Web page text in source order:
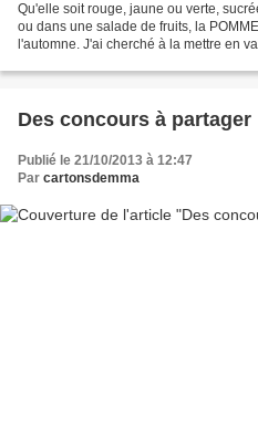
Qu'elle soit rouge, jaune ou verte,
ou dans une salade de fruits, la
l'automne. J'ai cherché à la mettre en
Des concours à partager
Publié le 21/10/2013 à 12:47
Par cartonsdemma